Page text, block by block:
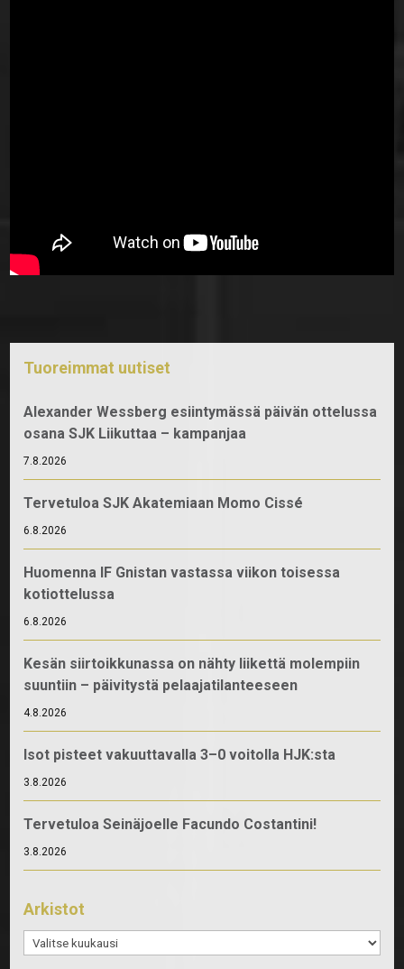
Tuoreimmat uutiset
Alexander Wessberg esiintymässä päivän ottelussa
osana SJK Liikuttaa – kampanjaa
7.8.2026
Tervetuloa SJK Akatemiaan Momo Cissé
6.8.2026
Huomenna IF Gnistan vastassa viikon toisessa
kotiottelussa
6.8.2026
Kesän siirtoikkunassa on nähty liikettä molempiin
suuntiin – päivitystä pelaajatilanteeseen
4.8.2026
Isot pisteet vakuuttavalla 3–0 voitolla HJK:sta
3.8.2026
Tervetuloa Seinäjoelle Facundo Costantini!
3.8.2026
Arkistot
Arkistot